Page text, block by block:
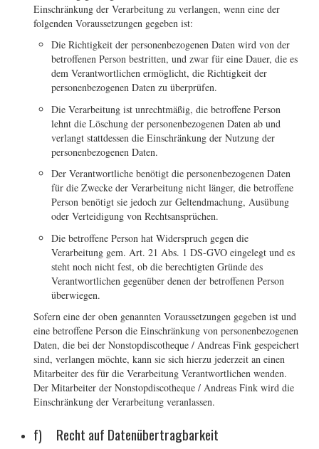
Einschränkung der Verarbeitung zu verlangen, wenn eine der
folgenden Voraussetzungen gegeben ist:
Die Richtigkeit der personenbezogenen Daten wird von der
betroffenen Person bestritten, und zwar für eine Dauer, die es
dem Verantwortlichen ermöglicht, die Richtigkeit der
personenbezogenen Daten zu überprüfen.
Die Verarbeitung ist unrechtmäßig, die betroffene Person
lehnt die Löschung der personenbezogenen Daten ab und
verlangt stattdessen die Einschränkung der Nutzung der
personenbezogenen Daten.
Der Verantwortliche benötigt die personenbezogenen Daten
für die Zwecke der Verarbeitung nicht länger, die betroffene
Person benötigt sie jedoch zur Geltendmachung, Ausübung
oder Verteidigung von Rechtsansprüchen.
Die betroffene Person hat Widerspruch gegen die
Verarbeitung gem. Art. 21 Abs. 1 DS-GVO eingelegt und es
steht noch nicht fest, ob die berechtigten Gründe des
Verantwortlichen gegenüber denen der betroffenen Person
überwiegen.
Sofern eine der oben genannten Voraussetzungen gegeben ist und
eine betroffene Person die Einschränkung von personenbezogenen
Daten, die bei der Nonstopdiscotheque / Andreas Fink gespeichert
sind, verlangen möchte, kann sie sich hierzu jederzeit an einen
Mitarbeiter des für die Verarbeitung Verantwortlichen wenden.
Der Mitarbeiter der Nonstopdiscotheque / Andreas Fink wird die
Einschränkung der Verarbeitung veranlassen.
f) Recht auf Datenübertragbarkeit